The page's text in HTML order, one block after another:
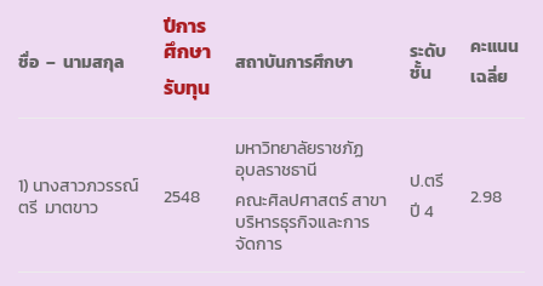
ชื่อ – นามสกุล
ปีการ
ศึกษา
รับทุน
สถาบันการศึกษา
ระดับ
ชั้น
คะแนน
เฉลี่ย
1) นางสาวภวรรณ์
ตรี มาตขาว
2548
มหาวิทยาลัยราชภัฏ
อุบลราชธานี
คณะศิลปศาสตร์ สาขา
บริหารธุรกิจและการ
จัดการ
ป.ตรี
ปี 4
2.98